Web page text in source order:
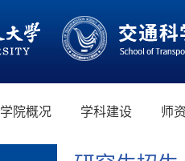
学院概况 学科建设 师